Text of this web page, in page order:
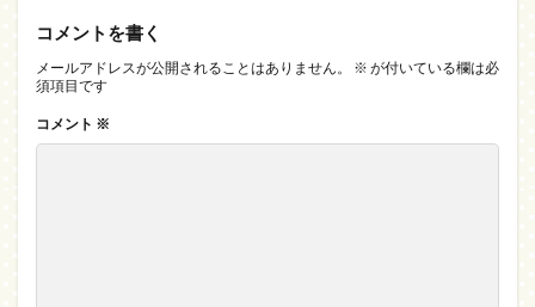
コメントを書く
メールアドレスが公開されることはありません。 ※ が付いている欄は必
須項目です
コメント ※